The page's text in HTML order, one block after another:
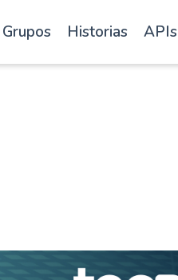
Grupos Historias APIs